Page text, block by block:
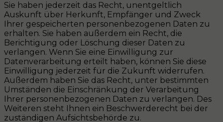
Sie haben jederzeit das Recht, unentgeltlich
Auskunft über Herkunft, Empfänger und Zweck
Ihrer gespeicherten personenbezogenen Daten zu
erhalten. Sie haben außerdem ein Recht, die
Berichtigung oder Löschung dieser Daten zu
verlangen. Wenn Sie eine Einwilligung zur
Datenverarbeitung erteilt haben, können Sie diese
Einwilligung jederzeit für die Zukunft widerrufen.
Außerdem haben Sie das Recht, unter bestimmten
Umständen die Einschränkung der Verarbeitung
Ihrer personenbezogenen Daten zu verlangen. Des
Weiteren steht Ihnen ein Beschwerderecht bei der
zuständigen Aufsichtsbehörde zu.